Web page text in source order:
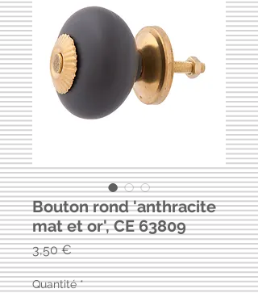
Bouton rond 'anthracite
mat et or', CE 63809
3,50 €Prix
Quantité *